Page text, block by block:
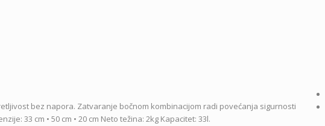
bez napora. Zatvaranje bočnom kombinacijom radi povećanja sigurnosti
33 cm • 50 cm • 20 cm Neto težina: 2kg Kapacitet: 33l.